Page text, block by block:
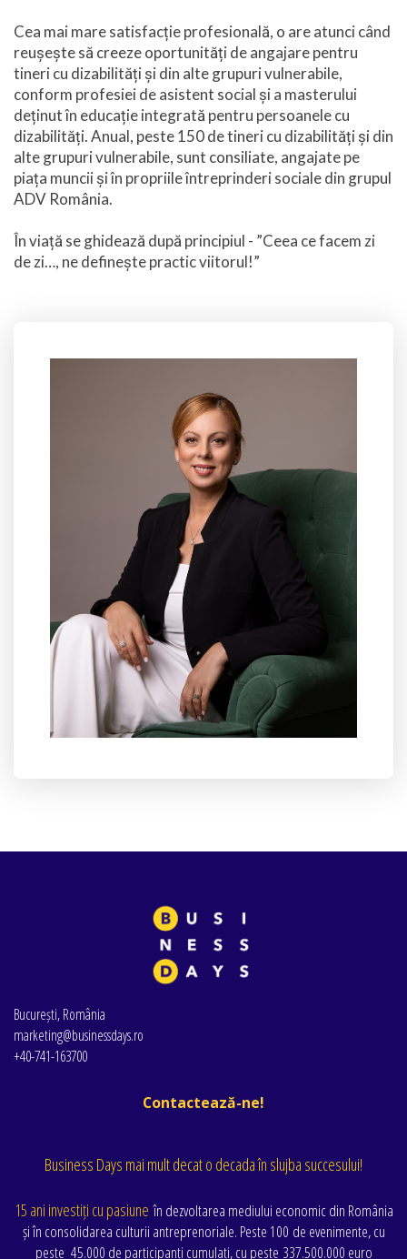
Cea mai mare satisfacție profesională, o are atunci când
reușește să creeze oportunități de angajare pentru
tineri cu dizabilități și din alte grupuri vulnerabile,
conform profesiei de asistent social și a masterului
deținut în educație integrată pentru persoanele cu
dizabilități. Anual, peste 150 de tineri cu dizabilități și din
alte grupuri vulnerabile, sunt consiliate, angajate pe
piața muncii și în propriile întreprinderi sociale din grupul
ADV România.
În viață se ghidează după principiul - ”Ceea ce facem zi
de zi…, ne definește practic viitorul!”
București, România
marketing@businessdays.ro
+40-741-163700
Contactează-ne!
Business Days mai mult decat o decada în slujba succesului!
15 ani investiți cu pasiune în dezvoltarea mediului economic din România
și în consolidarea culturii antreprenoriale. Peste 100 de evenimente, cu
peste 45.000 de participanți cumulați, cu peste 337.500.000 euro